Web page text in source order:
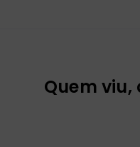
Quem